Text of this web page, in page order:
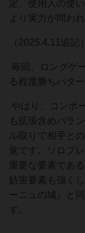
定、使用人の使
より実力が問われ
（2025.4.11追記）
毎回、ロングゲ
る程度勝ちパタ
やはり、コンポ
も拡張含めバラ
ル取りで相手と
覚です。ソロプ
重要な要素であ
妨害要素も強く
ーニュの城』と
す。